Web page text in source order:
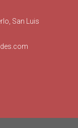
San Luis